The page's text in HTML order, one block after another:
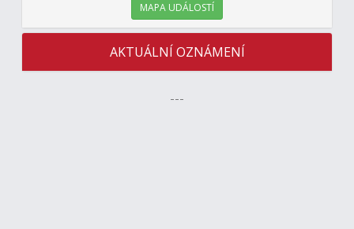
MAPA UDÁLOSTÍ
AKTUÁLNÍ OZNÁMENÍ
---